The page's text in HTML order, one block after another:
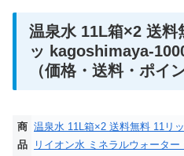
温泉水 11L箱×2 送料
ッ kagoshimaya-
（価格・送料・ポイン
商
品
温泉水 11L箱×2 送料無料 11リ
リイオン水 ミネラルウォータ